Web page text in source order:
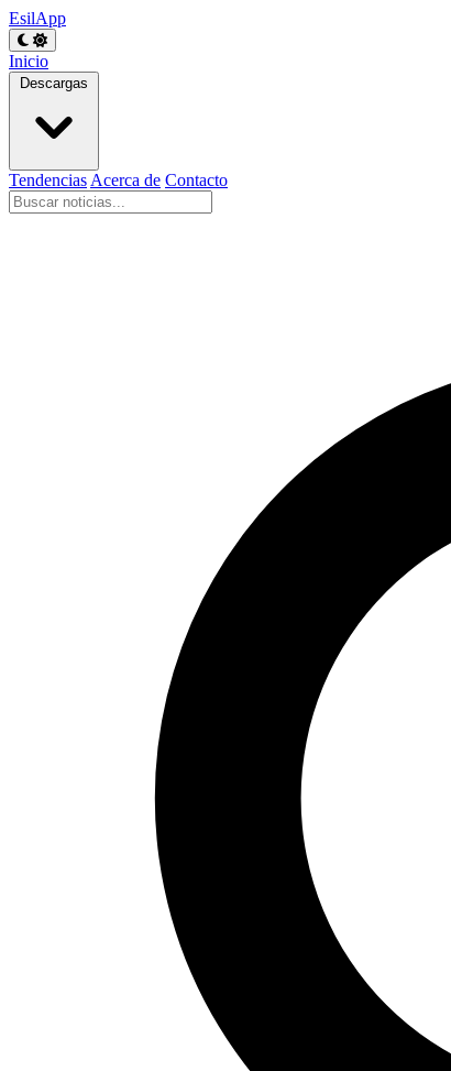
EsilApp
Inicio
Descargas
Tendencias Acerca de Contacto